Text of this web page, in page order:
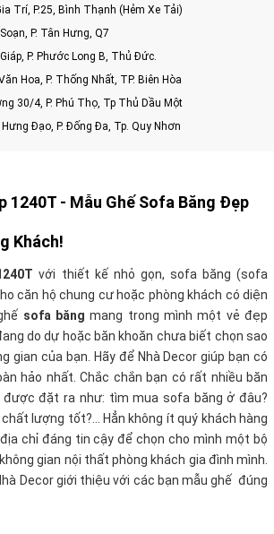
Trí, P.25, Bình Thạnh (Hẻm Xe Tải)
P. Tân Hưng, Q7
P. Phước Long B, Thủ Đức.
Hoa, P. Thống Nhất, TP. Biên Hòa
30/4, P. Phú Thọ, Tp Thủ Dầu Một
Đạo, P. Đống Đa, Tp. Quy Nhơn
1240T - Mẫu Ghế Sofa Băng Đẹp
Khách!
với thiết kế nhỏ gọn, sofa băng (sofa
căn hộ chung cư hoặc phòng khách có diện
sofa băng mang trong mình một vẻ đẹp
do dự hoặc băn khoăn chưa biết chọn sao
gian của bạn. Hãy để Nhà Decor giúp bạn có
hảo nhất. Chắc chắn bạn có rất nhiều băn
được đặt ra như: tìm mua sofa băng ở đâu?
lượng tốt?… Hẳn không ít quý khách hàng
chỉ đáng tin cậy để chọn cho mình một bộ
gian nội thất phòng khách gia đình mình.
Decor giới thiệu với các bạn mẫu ghế đúng